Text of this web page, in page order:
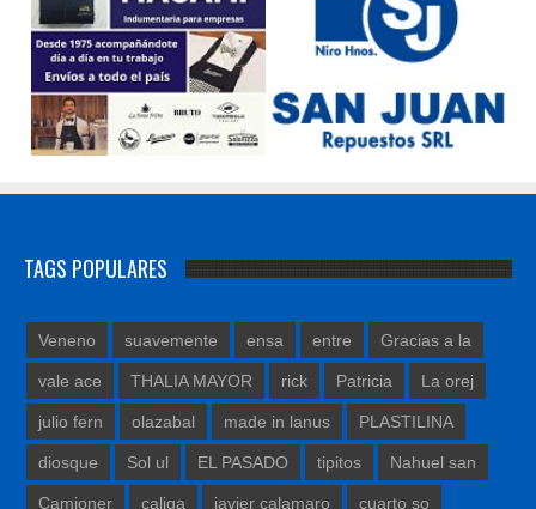
TAGS POPULARES
Veneno suavemente ensa entre Gracias a la
vale ace THALIA MAYOR rick Patricia La orej
julio fern olazabal made in lanus PLASTILINA
diosque Sol ul EL PASADO tipitos Nahuel san
Camioner caliga javier calamaro cuarto so